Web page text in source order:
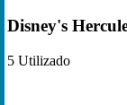
Disney's
5 Utilizado